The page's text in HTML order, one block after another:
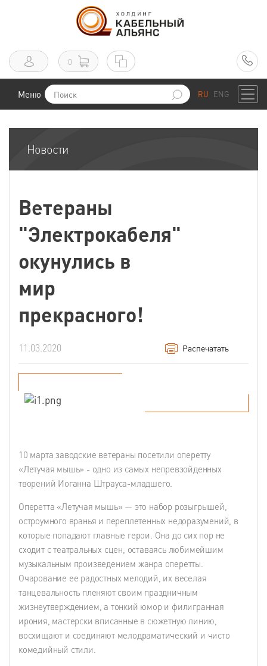
0
Меню RU ENG
Новости
Ветераны
"Электрокабеля"
окунулись в
мир
прекрасного!
11.03.2020 Распечатать
10 марта заводские ветераны посетили оперетту
«Летучая мышь» - одно из самых непревзойденных
творений Иоганна Штрауса-младшего.
Оперетта «Летучая мышь» — это набор розыгрышей,
остроумного вранья и переплетенных недоразумений, в
которые попадают главные герои. Она до сих пор не
сходит с театральных сцен, оставаясь любимейшим
музыкальным произведением жанра оперетты.
Очарование ее радостных мелодий, их веселая
танцевальность пленяют своим праздничным
жизнеутверждением, а тонкий юмор и филигранная
ирония, мастерски вписанные в сюжетную линию,
восхищают и соединяют мелодраматический и чисто
комедийный стили.